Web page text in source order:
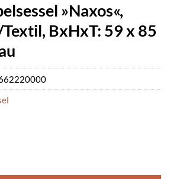
»Naxos«,
BxHxT: 59 x 85